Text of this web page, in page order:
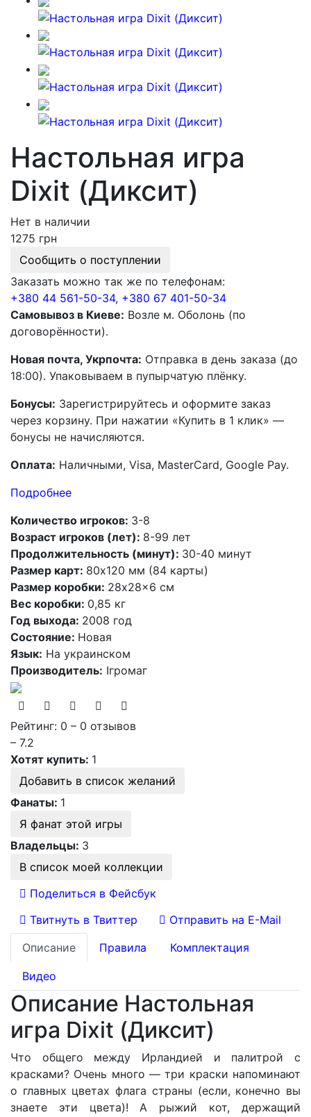
Настольная игра
Dixit (Диксит)
Нет в наличии
1275 грн
Сообщить о поступлении
Заказать можно так же по телефонам:
+380 44 561-50-34, +380 67 401-50-34
Самовывоз в Киеве: Возле м. Оболонь (по
договорённости).
Новая почта, Укрпочта: Отправка в день заказа (до
18:00). Упаковываем в пупырчатую плёнку.
Бонусы: Зарегистрируйтесь и оформите заказ
через корзину. При нажатии «Купить в 1 клик» —
бонусы не начисляются.
Оплата: Наличными, Visa, MasterCard, Google Pay.
Подробнее
Количество игроков: 3-8
Возраст игроков (лет): 8-99 лет
Продолжительность (минут): 30-40 минут
Размер карт: 80х120 мм (84 карты)
Размер коробки: 28x28x6 см
Вес коробки: 0,85 кг
Год выхода: 2008 год
Состояние: Новая
Язык: На украинском
Производитель: Ігромаг
Рейтинг: 0 – 0 отзывов
– 7.2
Хотят купить: 1
Добавить в список желаний
Фанаты: 1
Я фанат этой игры
Владельцы: 3
В список моей коллекции
Поделиться в Фейсбук
Твитнуть в Твиттер
Отправить на E-Mail
Описание
Правила Комплектация
Видео
Описание Настольная
игра Dixit (Диксит)
Что общего между Ирландией и палитрой с
красками? Очень много — три краски напоминают
о главных цветах флага страны (если, конечно вы
знаете эти цвета)! А рыжий кот, держащий